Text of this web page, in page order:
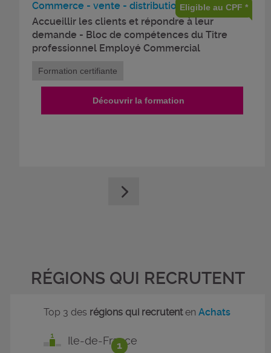
Commerce - vente - distribution
Accueillir les clients et répondre à leur
demande - Bloc de compétences du Titre
professionnel Employé Commercial
Eligible au CPF *
Formation certifiante
Découvrir la formation
RÉGIONS QUI RECRUTENT
1
Top 3 des régions qui recrutentenAchats
Ile-de-France